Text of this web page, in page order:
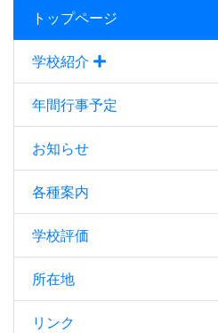
トップページ
学校紹介
年間行事予定
お知らせ
各種案内
学校評価
所在地
リンク